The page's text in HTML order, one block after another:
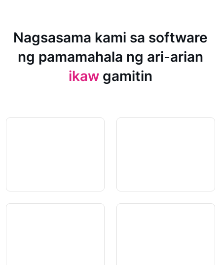
Nagsasama kami sa software
ng pamamahala ng ari-arian
ikaw gamitin